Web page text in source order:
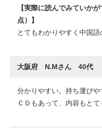
【実際に読んでみていか
点）】
とてもわかりやすく中国語
大阪府 N.Mさん 40代
分かりやすい。持ち運びや
ＣＤもあって、内容もとて